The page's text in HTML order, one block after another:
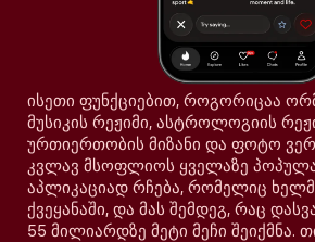
ისეთი ფუნქციებით, როგორიცაა
მუსიკის რეჟიმი, ასტროლოგიის
ურთიერთობის მიზანი და ფოტო
კვლავ მსოფლიოს ყველაზე
აპლიკაციად რჩება, რომელიც
ქვეყანაში, და მას შემდეგ, რაც
55 მილიარდზე მეტი მეჩი შეიქმნა.